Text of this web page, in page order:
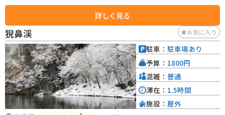
ました。館内には、地元で採れた新鮮な野菜や山菜、きのこなどを販売する
農産物直売所や、八幡平市の特産品を販売するお土産コーナーがあります。
また、レストランでは、地元産の食材を使った郷土料理や麺類などを楽しむ
ことができます。 バイクで訪れる場合、駐車場は広く、休憩スペースもある
ので、ツーリングの休憩場所としても最適です。八幡平アスピーテライン
は、絶景のワインディングロードとして知られており、多くのライダーに人
気があります。周辺には、八幡平温泉郷や安比渓谷など、観光スポットも豊富
です。 やまびこ館で販売されている名産品としては、八幡平ポークを使った
ハムやソーセージ、地元産のりんごを使ったジュースなどが人気です。ま
た、レストランでは、八幡平ポークを使った豚丼や、地元産のきのこを使っ
たきのこ汁などがおすすめです。
詳しく見る
猊鼻渓 お気に入り
駐車： 駐車場あり
予算： 1800円
混雑： 普通
滞在： 1.5時間
施設： 屋外